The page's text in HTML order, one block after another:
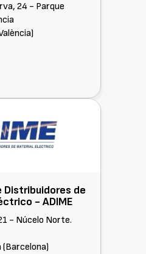
24 - Parque
Distribuidores de
- ADIME
- Núcelo Norte.